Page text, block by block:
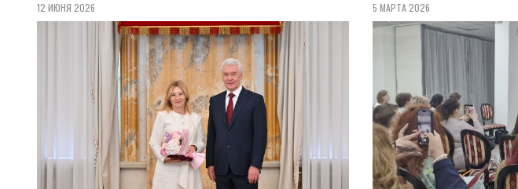
12 ИЮНЯ 2026 5 МАРТА 2026